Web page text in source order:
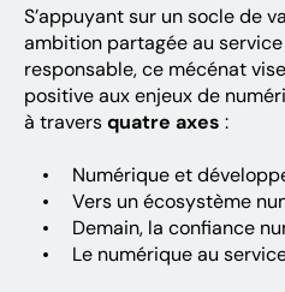
S’appuyant sur un socle de
ambition partagée au service
responsable, ce mécénat
positive aux enjeux de
à traversquatre axes :
Numérique et
Vers un écosystème
Demain, la confiance
Le numérique au